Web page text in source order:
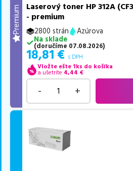
Premium
Laserový toner HP 312A
- premium
2800 strán
Azúrova
Na sklade
(doručíme 07.08.2026)
18,81 € s DPH
Vložte ešte 1ks do košíka
a ušetríte 4,44 €
- +